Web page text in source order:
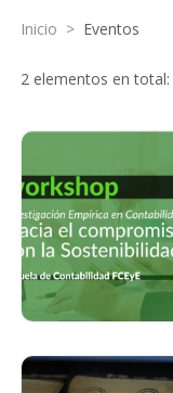
Inicio > Eventos
2 elementos en total: